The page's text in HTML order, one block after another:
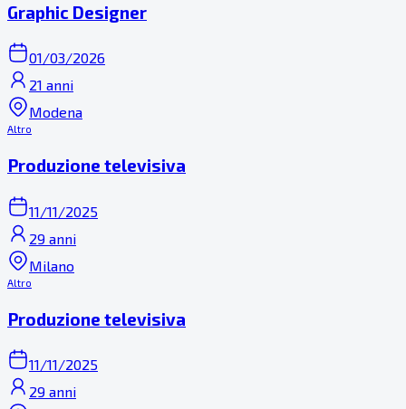
Graphic Designer
01/03/2026
21 anni
Modena
Altro
Produzione televisiva
11/11/2025
29 anni
Milano
Altro
Produzione televisiva
11/11/2025
29 anni